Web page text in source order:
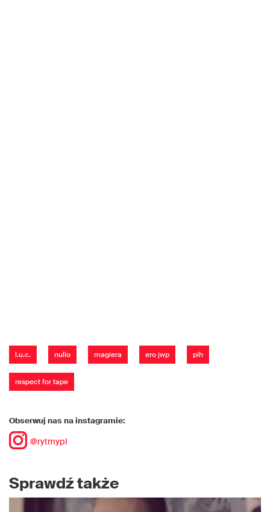
l.u.c. nullo magiera ero jwp pih
respect for tape
Obserwuj nas na instagramie:
@rytmypl
Sprawdź także